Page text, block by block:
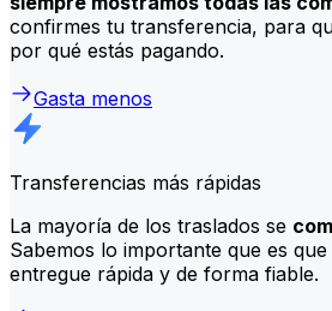
confirmes tu transferencia, para
por qué estás pagando.
Gasta menos
Transferencias más rápidas
La mayoría de los traslados se
Sabemos lo importante que es
entregue rápida y de forma fiable.